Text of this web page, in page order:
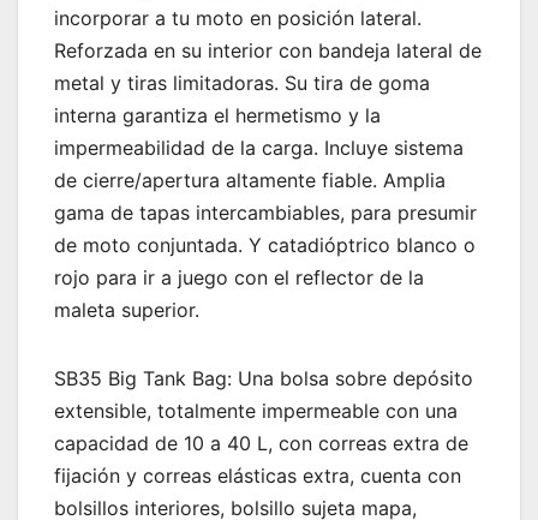
incorporar a tu moto en posición lateral.
Reforzada en su interior con bandeja lateral de
metal y tiras limitadoras. Su tira de goma
interna garantiza el hermetismo y la
impermeabilidad de la carga. Incluye sistema
de cierre/apertura altamente fiable. Amplia
gama de tapas intercambiables, para presumir
de moto conjuntada. Y catadióptrico blanco o
rojo para ir a juego con el reflector de la
maleta superior.
SB35 Big Tank Bag: Una bolsa sobre depósito
extensible, totalmente impermeable con una
capacidad de 10 a 40 L, con correas extra de
fijación y correas elásticas extra, cuenta con
bolsillos interiores, bolsillo sujeta mapa,